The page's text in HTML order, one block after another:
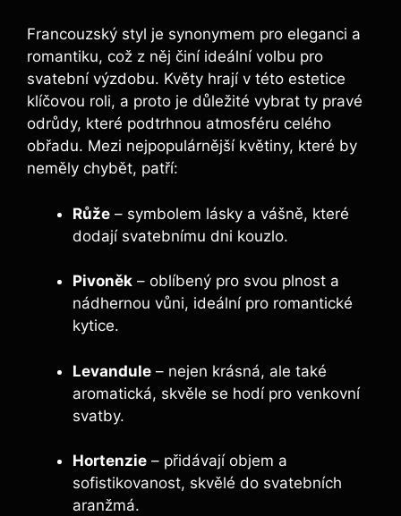
Francouzský styl je synonymem pro eleganci a
romantiku, což z něj činí ideální volbu pro
svatební výzdobu. Květy hrají v této estetice
klíčovou roli, a proto je důležité vybrat ty pravé
odrůdy, které podtrhnou atmosféru celého
obřadu. Mezi nejpopulárnější květiny, které by
neměly chybět, patří:
Růže – symbolem lásky a vášně, které
dodají svatebnímu dni kouzlo.
Pivoněk – oblíbený pro svou plnost a
nádhernou vůni, ideální pro romantické
kytice.
Levandule – nejen krásná, ale také
aromatická, skvěle se hodí pro venkovní
svatby.
Hortenzie – přidávají objem a
sofistikovanost, skvělé do svatebních
aranžmá.